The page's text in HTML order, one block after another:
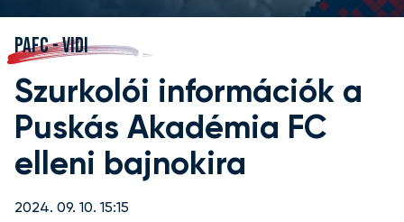
PAFC - VIDI
Szurkolói információk a
Puskás Akadémia FC
elleni bajnokira
2024. 09. 10. 15:15